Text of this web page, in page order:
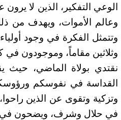
الوعي التفكير، الذين لا
وعالم الأموات، ويهدف من
وتتمثل الفكرة في وجود
وثلاثين مقاماً، وموجودون
نقتدي بولاة الماضي، حيث
القداسة في نفوسكم
وتزكية وتقوى عن الذين
في حلال وشرف، ويضحون في